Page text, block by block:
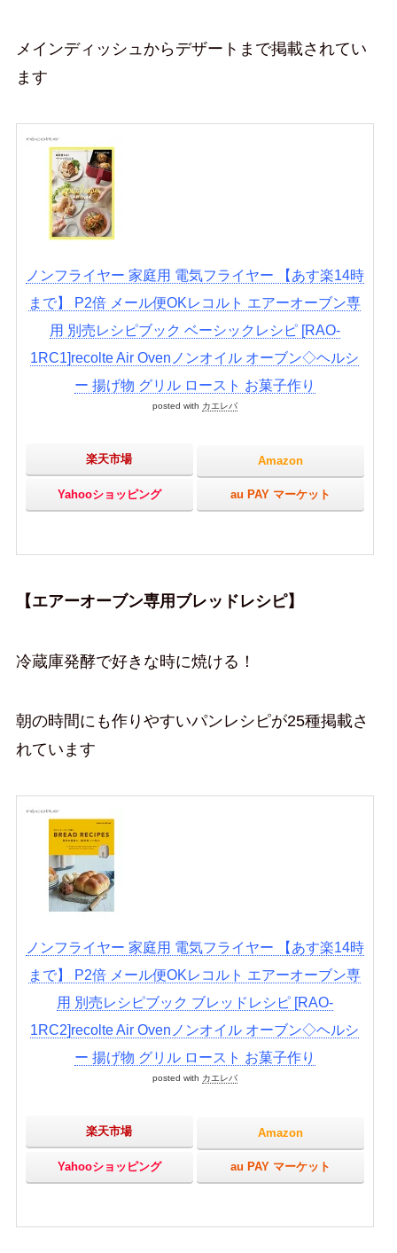
メインディッシュからデザートまで掲載されてい
ます
ノンフライヤー 家庭用 電気フライヤー 【あす楽14時
まで】 P2倍 メール便OKレコルト エアーオーブン専
用 別売レシピブック ベーシックレシピ [RAO-
1RC1]recolte Air Ovenノンオイル オーブン◇ヘルシ
ー 揚げ物 グリル ロースト お菓子作り
posted with カエレバ
楽天市場 Amazon
Yahooショッピング au PAY マーケット
【エアーオーブン専用ブレッドレシピ】
冷蔵庫発酵で好きな時に焼ける！
朝の時間にも作りやすいパンレシピが25種掲載さ
れています
ノンフライヤー 家庭用 電気フライヤー 【あす楽14時
まで】 P2倍 メール便OKレコルト エアーオーブン専
用 別売レシピブック ブレッドレシピ [RAO-
1RC2]recolte Air Ovenノンオイル オーブン◇ヘルシ
ー 揚げ物 グリル ロースト お菓子作り
posted with カエレバ
楽天市場 Amazon
Yahooショッピング au PAY マーケット